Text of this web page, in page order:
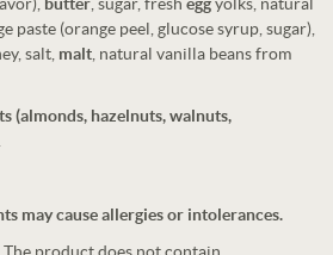
paste (orange peel, glucose syrup, sugar),
salt, malt , natural vanilla beans from
(almonds, hazelnuts, walnuts,
may cause allergies or intolerances.